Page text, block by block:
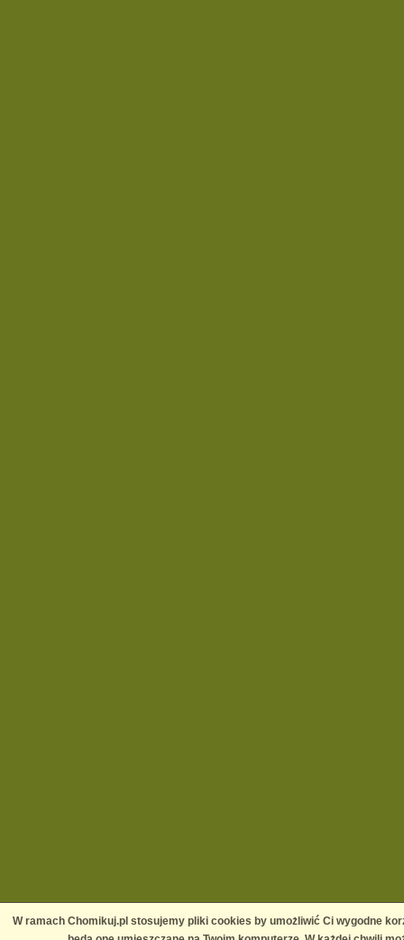
W ramach Chomikuj.pl stosujemy pliki cookies by umożliwić Ci wygodne